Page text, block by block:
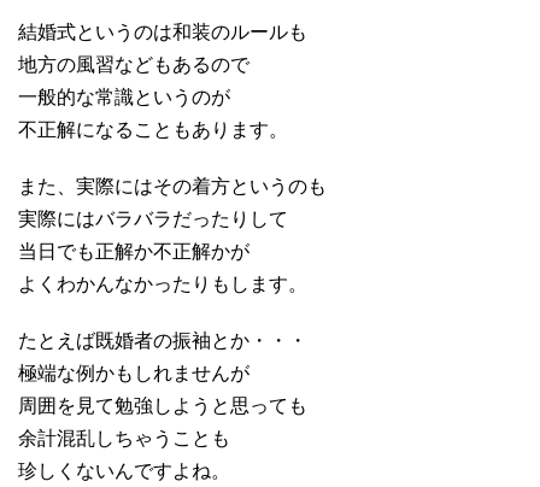
結婚式というのは和装のルールも
地方の風習などもあるので
一般的な常識というのが
不正解になることもあります。
また、実際にはその着方というのも
実際にはバラバラだったりして
当日でも正解か不正解かが
よくわかんなかったりもします。
たとえば既婚者の振袖とか・・・
極端な例かもしれませんが
周囲を見て勉強しようと思っても
余計混乱しちゃうことも
珍しくないんですよね。